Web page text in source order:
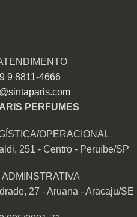
9 8811-4666
PERFUMES
OPERACIONAL
251 - Centro - Peruíbe/SP
27 - Aruana - Aracaju/SE